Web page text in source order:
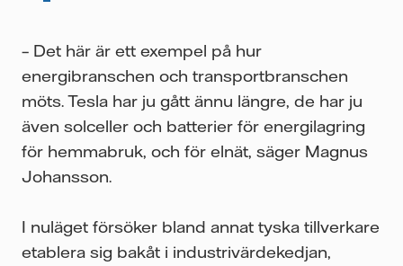
– Det här är ett exempel på hur
energibranschen och transportbranschen
möts. Tesla har ju gått ännu längre, de har ju
även solceller och batterier för energilagring
för hemmabruk, och för elnät, säger Magnus
Johansson.
I nuläget försöker bland annat tyska tillverkare
etablera sig bakåt i industrivärdekedjan,